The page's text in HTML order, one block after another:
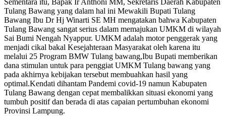
Sementara itu, Bapak Ir Anthoni MM, Sekretaris Daerah Kabupaten
Tulang Bawang yang dalam hal ini Mewakili Bupati Tulang
Bawang Ibu Dr Hj Winarti SE MH mengatakan bahwa Kabupaten
Tulang Bawang sangat serius dalam memajukan UMKM di wilayah
Sai Bumi Nengah Nyappur. UMKM adalah motor penggerak yang
menjadi cikal bakal Kesejahteraan Masyarakat oleh karena itu
melalui 25 Program BMW Tulang bawang,Ibu Bupati memberikan
dana stimulan untuk para penggiat UMKM Tulang bawang yang
pada akhirnya kebijakan tersebut membuahkan hasil yang
optimal.Kendati dihantam Pandemi covid-19 namun Kabupaten
Tulang Bawang dengan cepat membalikkan situasi ekonomi yang
tumbuh positif dan berada di atas capaian pertumbuhan ekonomi
Provinsi Lampung.